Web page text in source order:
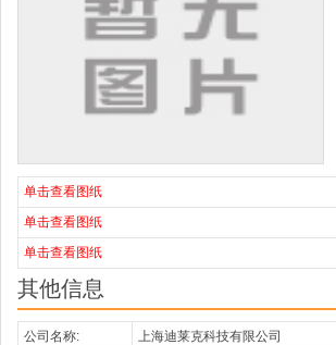
单击查看图纸
单击查看图纸
单击查看图纸
其他信息
公司名称: 上海迪莱克科技有限公司